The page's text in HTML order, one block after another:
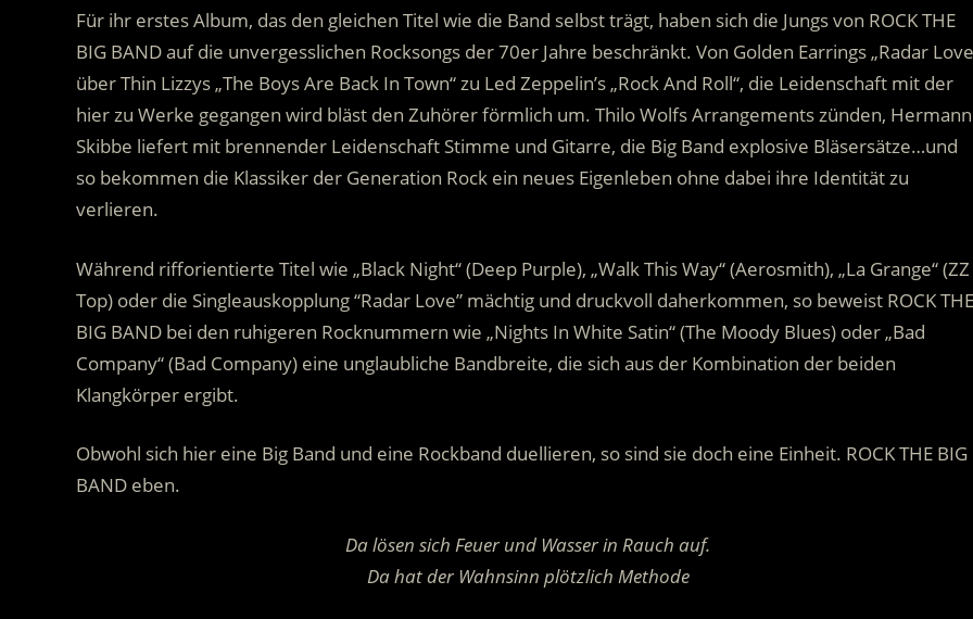
Für ihr erstes Album, das den gleichen Titel wie die Band selbst trägt, haben sich die Jungs von ROCK THE
BIG BAND auf die unvergesslichen Rocksongs der 70er Jahre beschränkt. Von Golden Earrings „Radar
über Thin Lizzys „The Boys Are Back In Town“ zu Led Zeppelin’s „Rock And Roll“, die Leidenschaft mit der
hier zu Werke gegangen wird bläst den Zuhörer förmlich um. Thilo Wolfs Arrangements zünden, Hermann
Skibbe liefert mit brennender Leidenschaft Stimme und Gitarre, die Big Band explosive Bläsersätze…und
so bekommen die Klassiker der Generation Rock ein neues Eigenleben ohne dabei ihre Identität zu
verlieren.
Während rifforientierte Titel wie „Black Night“ (Deep Purple), „Walk This Way“ (Aerosmith), „La Grange“ (ZZ
Top) oder die Singleauskopplung “Radar Love” mächtig und druckvoll daherkommen, so beweist ROCK THE
BIG BAND bei den ruhigeren Rocknummern wie „Nights In White Satin“ (The Moody Blues) oder „Bad
Company“ (Bad Company) eine unglaubliche Bandbreite, die sich aus der Kombination der beiden
Klangkörper ergibt.
Obwohl sich hier eine Big Band und eine Rockband duellieren, so sind sie doch eine Einheit. ROCK THE BIG
BAND eben.
Da lösen sich Feuer und Wasser in Rauch auf.
Da hat der Wahnsinn plötzlich Methode